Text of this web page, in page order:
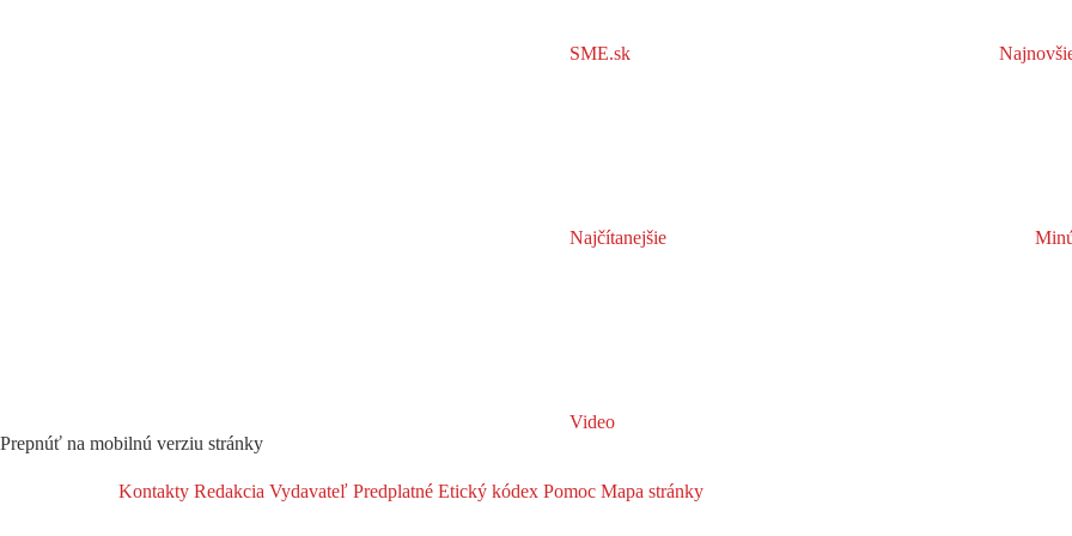
SME.sk
Najčítanejšie
Video
Prepnúť na mobilnú verziu stránky
Kontakty Redakcia Vydavateľ Predplatné Etický kódex Pomoc Mapa stránky